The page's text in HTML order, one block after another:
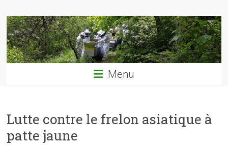
Menu
Lutte contre le frelon asiatique à
patte jaune